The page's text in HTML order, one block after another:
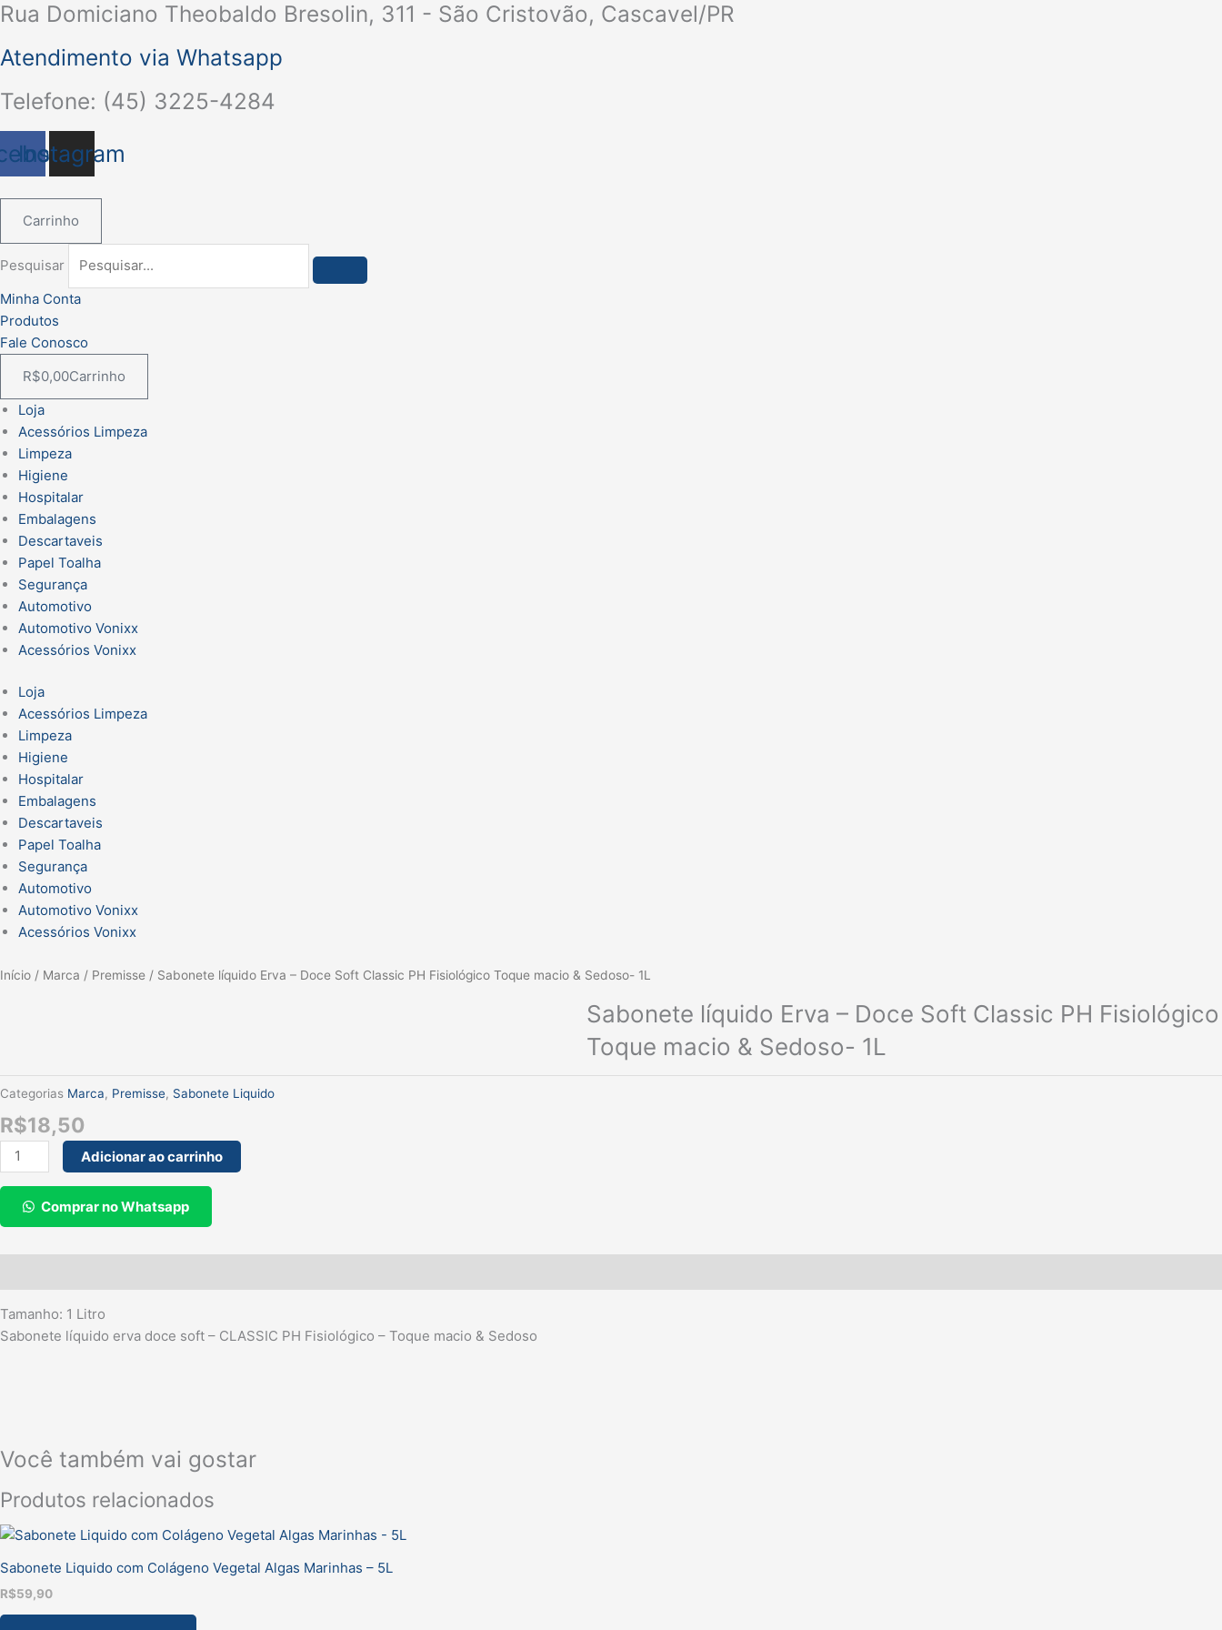
Ir
o
Rua Domiciano Theobaldo Bresolin, 311 - São Cristovão, Cascavel/PR
Atendimento via Whatsapp
Telefone: (45) 3225-4284
Instagram
Carrinho
Pesquisar
Minha Conta
Produtos
Fale Conosco
R$0,00Carrinho
Loja
Acessórios Limpeza
Limpeza
Higiene
Hospitalar
Embalagens
Descartaveis
Papel Toalha
Segurança
Automotivo
Automotivo Vonixx
Acessórios Vonixx
Loja
Acessórios Limpeza
Limpeza
Higiene
Hospitalar
Embalagens
Descartaveis
Papel Toalha
Segurança
Automotivo
Automotivo Vonixx
Acessórios Vonixx
Início / Marca / Premisse / Sabonete líquido Erva – Doce Soft Classic PH Fisiológico Toque macio & Sedoso- 1L
Sabonete líquido Erva – Doce Soft Classic PH Fisiológico
Toque macio & Sedoso- 1L
Categorias Marca, Premisse, Sabonete Liquido
R$18,50
Sabonete
Classic
PH
Fisiológico
Toque
macio
1L
Adicionar ao carrinho
Comprar no Whatsapp
Tamanho: 1 Litro
Sabonete líquido erva doce soft – CLASSIC PH Fisiológico – Toque macio & Sedoso
Você também vai gostar
Produtos relacionados
Sabonete Liquido com Colágeno Vegetal Algas Marinhas – 5L
R$59,90